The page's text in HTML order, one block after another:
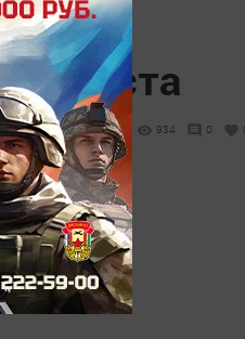
августа
934 0